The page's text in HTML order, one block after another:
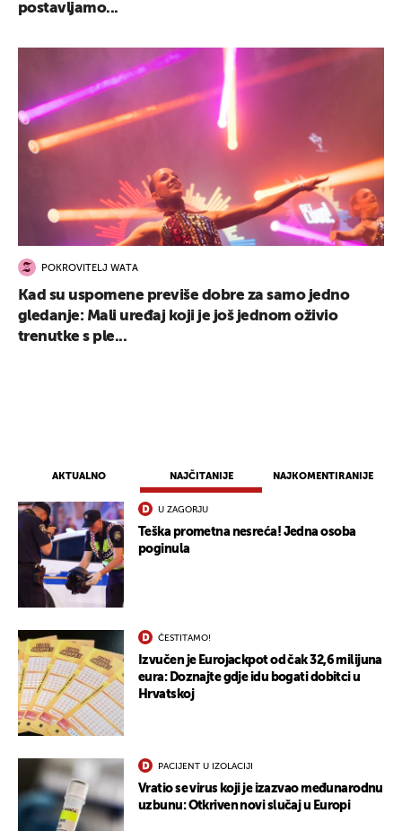
AKTUALNO NAJČITANIJE NAJKOMENTIRANIJE
U ZAGORJU
Teška prometna nesreća! Jedna osoba
poginula
ČESTITAMO!
Izvučen je Eurojackpot od čak 32,6 milijuna
eura: Doznajte gdje idu bogati dobitci u
Hrvatskoj
PACIJENT U IZOLACIJI
Vratio se virus koji je izazvao međunarodnu
uzbunu: Otkriven novi slučaj u Europi
postavljamo...
POKROVITELJ WATA
Kad su uspomene previše dobre za samo jedno
gledanje: Mali uređaj koji je još jednom oživio
trenutke s ple...
UKLJUČITE NOTIFIKACIJE